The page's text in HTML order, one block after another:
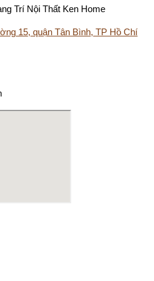
Trí Nội Thất Ken Home
15, quận Tân Bình, TP Hồ Chí